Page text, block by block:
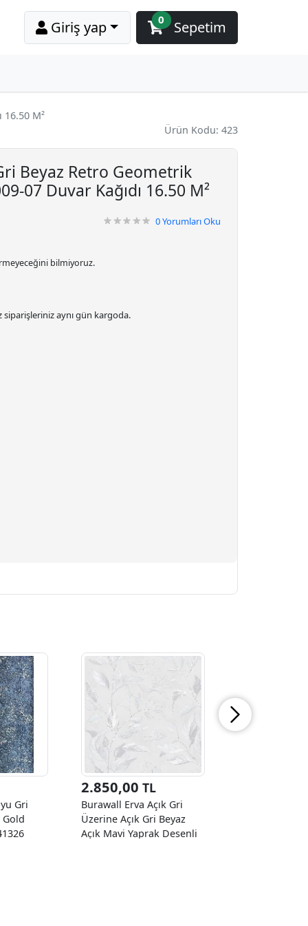
Giriş yap Sepetim
0
M²
Ürün Kodu: 423
Beyaz Retro Geometrik
07 Duvar Kağıdı 16.50 M²
0Yorumları Oku
bilmiyoruz.
siparişlerinizaynı gün kargoda.
Gri
2.850,00 TL
Burawall Erva Açık Gri
Üzerine Açık Gri Beyaz
Açık Mavi Yaprak Desenli